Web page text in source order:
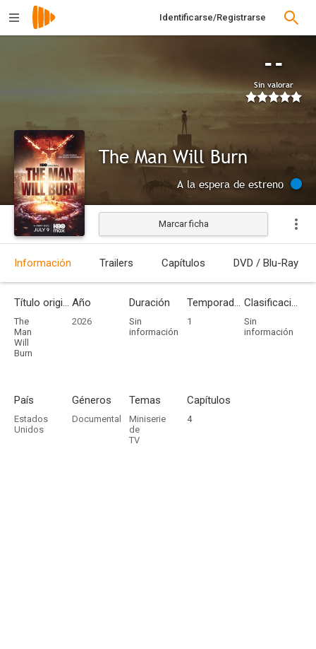
Identificarse/Registrarse
--
Sin valorar
The Man Will Burn
A la espera de estreno
Marcar ficha
Información Trailers Capítulos DVD / Blu-Ray
Título original
The
Man
Will
Burn
Año
2026
Duración
Sin
información
Temporadas
1
Clasificación por edades
Sin
información
País
Estados
Unidos
Géneros
Documental
Temas
Miniserie
de
TV
Capítulos
4